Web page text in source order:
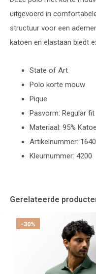
uitgevoerd in
structuur voor een
katoen en elastaan biedt
State of Art
Polo korte mouw
Pique
Pasvorm: Regular fit
Materiaal: 95%
Artikelnummer:
Kleurnummer: 4200
Gerelateerde
-30%